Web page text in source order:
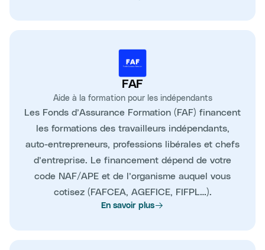
FAF
Aide à la formation pour les indépendants
Les Fonds d’Assurance Formation (FAF) financent
les formations des travailleurs indépendants,
auto-entrepreneurs, professions libérales et chefs
d’entreprise. Le financement dépend de votre
code NAF/APE et de l’organisme auquel vous
cotisez (FAFCEA, AGEFICE, FIFPL…).
En savoir plus